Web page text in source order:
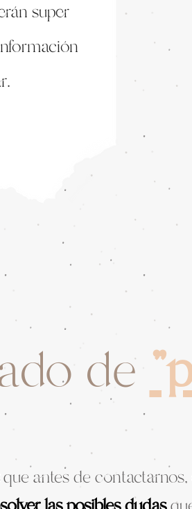
super
de
antes de contactarnos,